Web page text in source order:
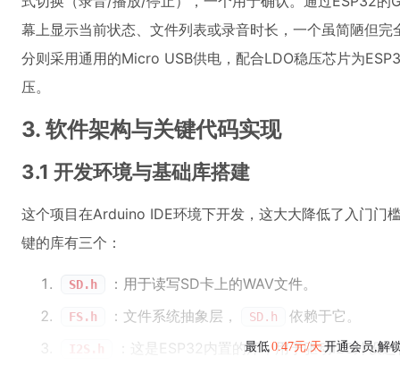
幕上显示当前状态、文件列表或录音时长，一个虽简陋但
分则采用通用的Micro USB供电，配合LDO稳压芯片为
压。
3. 软件架构与关键代码实现
3.1 开发环境与基础库搭建
这个项目在Arduino IDE环境下开发，这大大降低了入门门
键的库有三个：
SD.h ：用于读写SD卡上的WAV文件。
FS.h ：文件系统抽象层， SD.h 依赖于它。
I2S.h ：这是ESP32内置的库，用于驱动I2S外设
最低0.47元/天 开通会员,解